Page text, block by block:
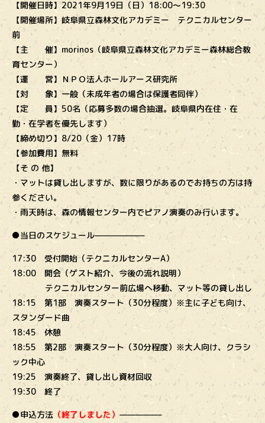
【開催日時】2021年9月19日（日）18:00〜19:30
【開催場所】岐阜県立森林文化アカデミー テクニカルセンター
前
【主 催】morinos（岐阜県立森林文化アカデミー森林総合教
育センター）
【運 営】ＮＰＯ法人ホールアース研究所
【対 象】一般（未成年者の場合は保護者同伴）
【定 員】50名（応募多数の場合抽選。岐阜県内在住・在
勤・在学者を優先します）
【締め切り】8/20（金）17時
【参加費用】無料
【そ の 他】
・マットは貸し出しますが、数に限りがあるのでお持ちの方は持
参ください。
・雨天時は、森の情報センター内でピアノ演奏のみ行います。
●当日のスケジュール——————–
17:30 受付開始（テクニカルセンターA）
18:00 開会（ゲスト紹介、今後の流れ説明）
テクニカルセンター前広場へ移動、マット等の貸し出し
18:15 第1部 演奏スタート（30分程度）※主に子ども向け、
スタンダード曲
18:45 休憩
18:55 第2部 演奏スタート（30分程度）※大人向け、クラシ
ック中心
19:25 演奏終了、貸し出し資材回収
19:30 終了
●申込方法 （終了しました） —————–